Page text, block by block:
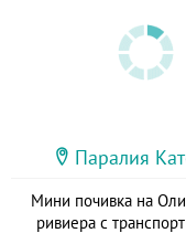
Паралия
Мини почивка на
ривиера с